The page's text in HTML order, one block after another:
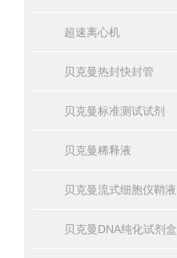
超速离心机
贝克曼热封快封管
贝克曼标准测试试剂
贝克曼稀释液
贝克曼流式细胞仪鞘液
贝克曼DNA纯化试剂盒